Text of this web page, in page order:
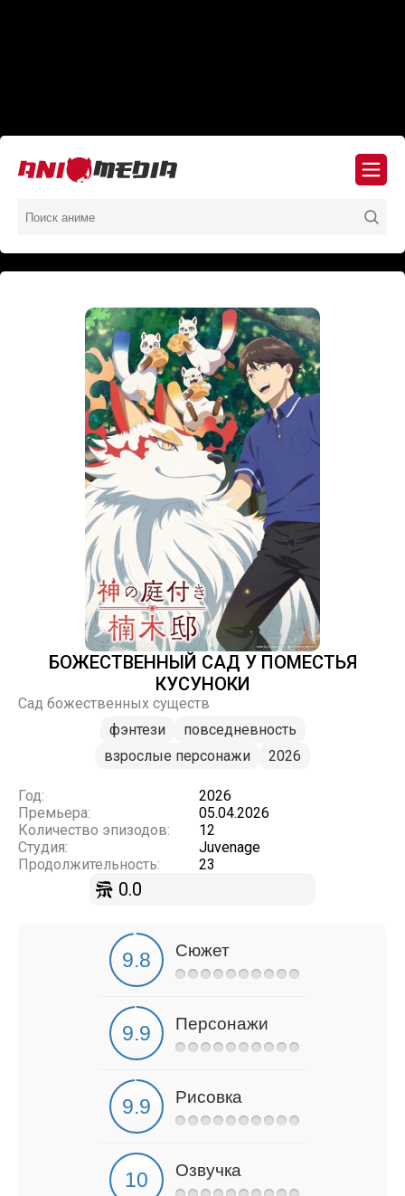
БОЖЕСТВЕННЫЙ САД У ПОМЕСТЬЯ
КУСУНОКИ
Сад божественных существ
фэнтези
повседневность
взрослые персонажи
2026
Год:
2026
Премьера:
05.04.2026
Количество эпизодов:
12
Студия:
Juvenage
Продолжительность:
23
0.0
Сюжет
Персонажи
Рисовка
Озвучка